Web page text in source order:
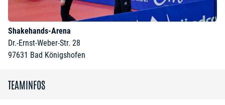
Shakehands-Arena
Dr.-Ernst-Weber-Str. 28
97631 Bad Königshofen
TEAMINFOS